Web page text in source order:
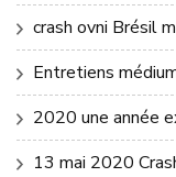
crash ovni Brésil
Entretiens
2020 une année
13 mai 2020